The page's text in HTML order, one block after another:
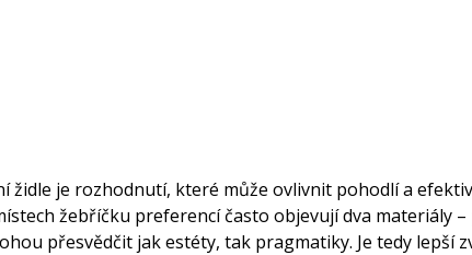
židle je rozhodnutí, které může ovlivnit pohodlí a
žebříčku preferencí často objevují dva materiály –
přesvědčit jak estéty, tak pragmatiky. Je tedy lepší